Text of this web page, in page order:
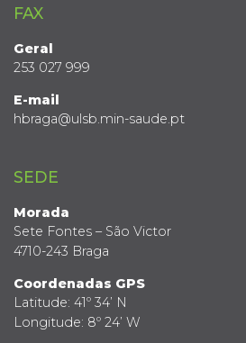
FAX
Geral
253 027 999
E-mail
hbraga@ulsb.min-saude.pt
SEDE
Morada
Sete Fontes – São Victor
4710-243 Braga
Coordenadas GPS
Latitude: 41º 34’ N
Longitude: 8º 24’ W